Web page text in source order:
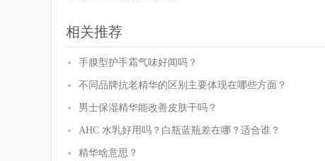
相关推荐
手膜型护手霜气味好闻吗？
不同品牌抗老精华的区别主要体现在哪些方面？
男士保湿精华能改善皮肤干吗？
AHC 水乳好用吗？白瓶蓝瓶差在哪？适合谁？
精华啥意思？